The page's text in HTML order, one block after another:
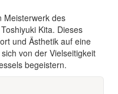
Meisterwerk des
Kita. Dieses
und Ästhetik auf eine
von der Vielseitigkeit
begeistern.